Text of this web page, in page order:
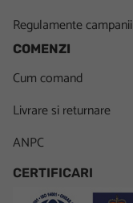
Regulamente campanii
COMENZI
Cum comand
Livrare si returnare
ANPC
CERTIFICARI